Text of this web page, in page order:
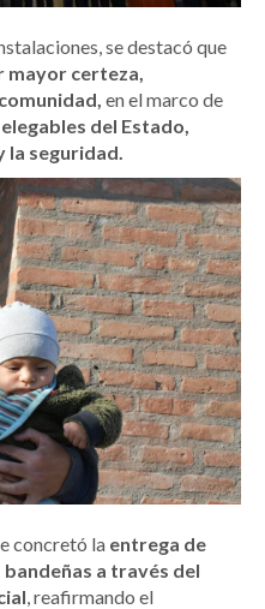
se destacó que
mayor certeza,
en el marco de
del Estado,
la seguridad.
concretó la entrega de
a través del
, reafirmando el